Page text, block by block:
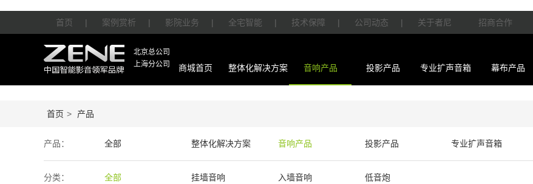
首页 | 案例赏析 | 影院业务 | 全宅智能 | 技术保障 | 公司动态 | 关于者尼 招商合作
北京总公司
上海分公司
商城首页 整体化解决方案 音响产品 投影产品 专业扩声音箱 幕布产品
首页 > 产品
产品： 全部 整体化解决方案 音响产品 投影产品 专业扩声音箱
智能产品 周边产品
分类： 全部 挂墙音响 入墙音响 低音炮